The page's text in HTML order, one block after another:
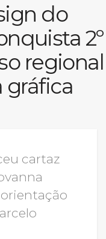
do
2º
regional
gráfica
cartaz